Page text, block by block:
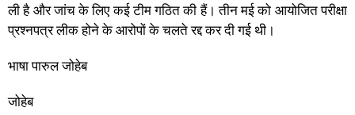
ली है और जांच के लिए कई टीम गठित की हैं। तीन मई को आयोजित परीक्षा
प्रश्नपत्र लीक होने के आरोपों के चलते रद्द कर दी गई थी।
भाषा पारुल जोहेब
जोहेब